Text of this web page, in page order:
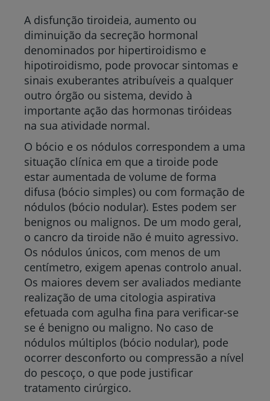
A disfunção tiroideia, aumento ou
diminuição da secreção hormonal
denominados por hipertiroidismo e
hipotiroidismo, pode provocar sintomas e
sinais exuberantes atribuíveis a qualquer
outro órgão ou sistema, devido à
importante ação das hormonas tiróideas
na sua atividade normal.
O bócio e os nódulos correspondem a uma
situação clínica em que a tiroide pode
estar aumentada de volume de forma
difusa (bócio simples) ou com formação de
nódulos (bócio nodular). Estes podem ser
benignos ou malignos. De um modo geral,
o cancro da tiroide não é muito agressivo.
Os nódulos únicos, com menos de um
centímetro, exigem apenas controlo anual.
Os maiores devem ser avaliados mediante
realização de uma citologia aspirativa
efetuada com agulha fina para verificar-se
se é benigno ou maligno. No caso de
nódulos múltiplos (bócio nodular), pode
ocorrer desconforto ou compressão a nível
do pescoço, o que pode justificar
tratamento cirúrgico.